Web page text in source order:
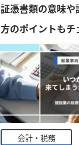
証憑書類の意味
方のポイントもチ
会計・税務